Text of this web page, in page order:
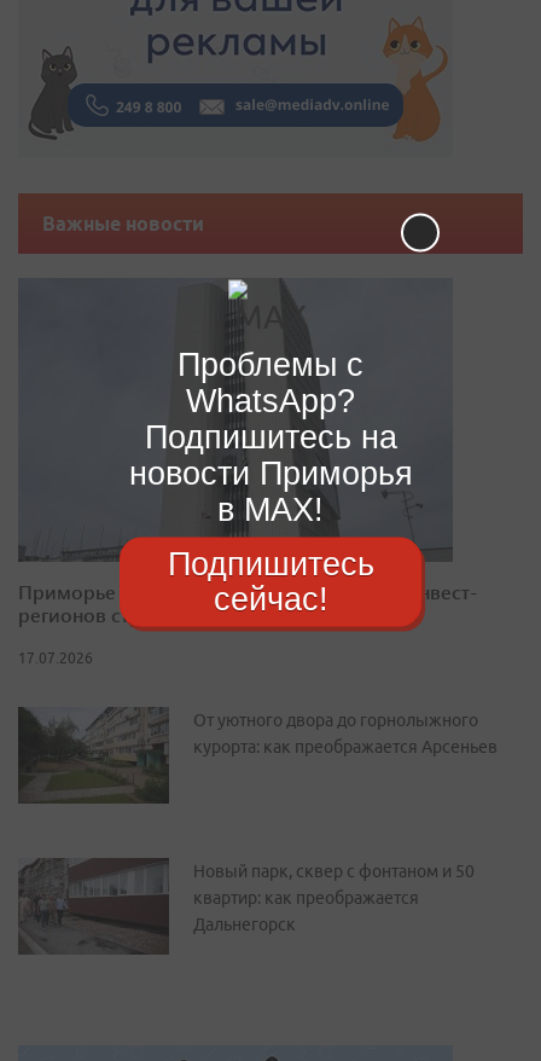
Важные новости
Приморье закрепилось в десятке лучших инвест-
регионов страны
17.07.2026
От уютного двора до горнолыжного
курорта: как преображается Арсеньев
Новый парк, сквер с фонтаном и 50
квартир: как преображается
Дальнегорск
Проблемы с
WhatsApp?
Подпишитесь на
новости Приморья
в MAX!
Подпишитесь
сейчас!